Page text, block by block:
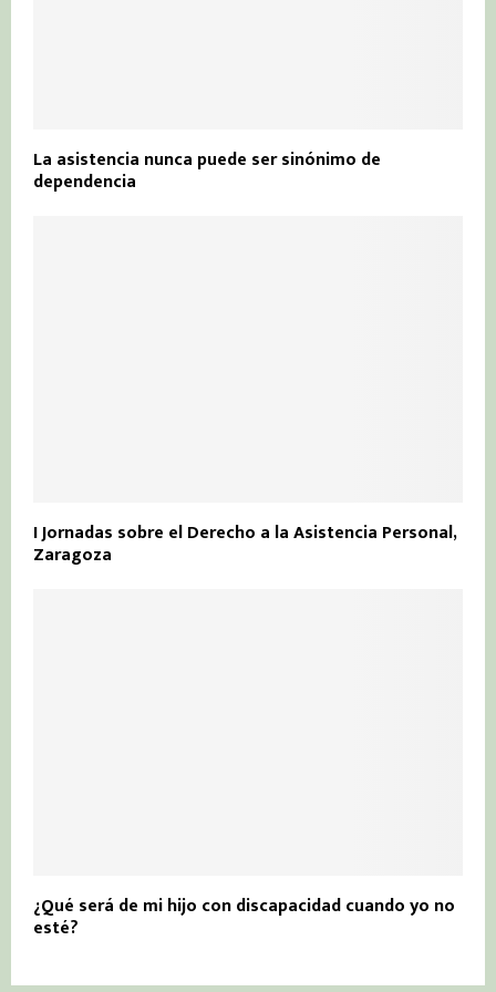
La asistencia nunca puede ser sinónimo de
dependencia
I Jornadas sobre el Derecho a la Asistencia Personal,
Zaragoza
¿Qué será de mi hijo con discapacidad cuando yo no
esté?